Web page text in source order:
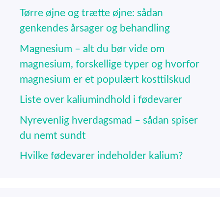
Tørre øjne og trætte øjne: sådan
genkendes årsager og behandling
Magnesium – alt du bør vide om
magnesium, forskellige typer og hvorfor
magnesium er et populært kosttilskud
Liste over kaliumindhold i fødevarer
Nyrevenlig hverdagsmad – sådan spiser
du nemt sundt
Hvilke fødevarer indeholder kalium?